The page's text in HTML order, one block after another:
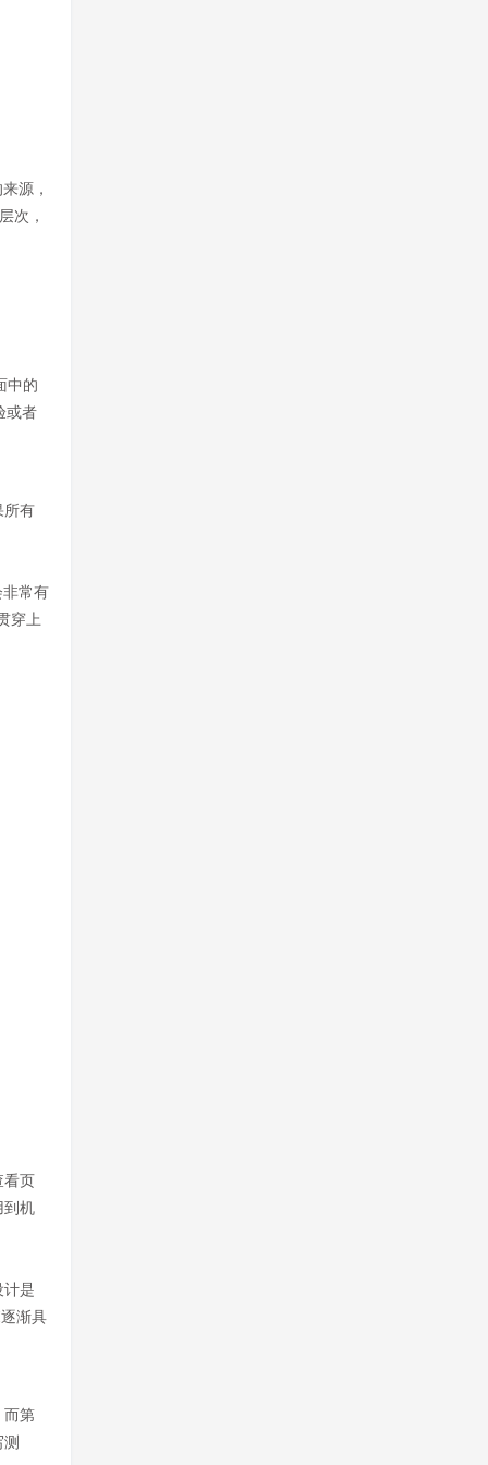
源，
次，
中的
或者
所有
常有
穿上
页
到机
计是
渐具
而第